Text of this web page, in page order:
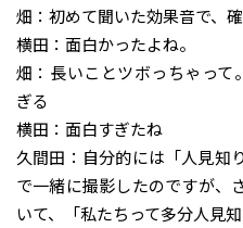
畑：初めて聞いた効果音で、
横田：面白かったよね。
畑：長いことツボっちゃっ
ぎる
横田：面白すぎたね
久間田：自分的には「人見知
で一緒に撮影したのですが、
いて、「私たちって多分人見